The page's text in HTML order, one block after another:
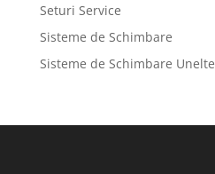
Seturi Service
Sisteme de Schimbare
Sisteme de Schimbare Unelte